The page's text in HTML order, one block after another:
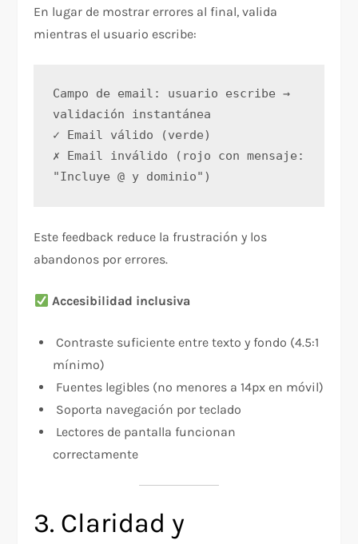
En lugar de mostrar errores al final, valida
mientras el usuario escribe:
Campo de email: usuario escribe →
validación instantánea
✓ Email válido (verde)
✗ Email inválido (rojo con mensaje:
"Incluye @ y dominio")
Este feedback reduce la frustración y los
abandonos por errores.
Accesibilidad inclusiva
Contraste suficiente entre texto y fondo (4.5:1
mínimo)
Fuentes legibles (no menores a 14px en móvil)
Soporta navegación por teclado
Lectores de pantalla funcionan
correctamente
3. Claridad y